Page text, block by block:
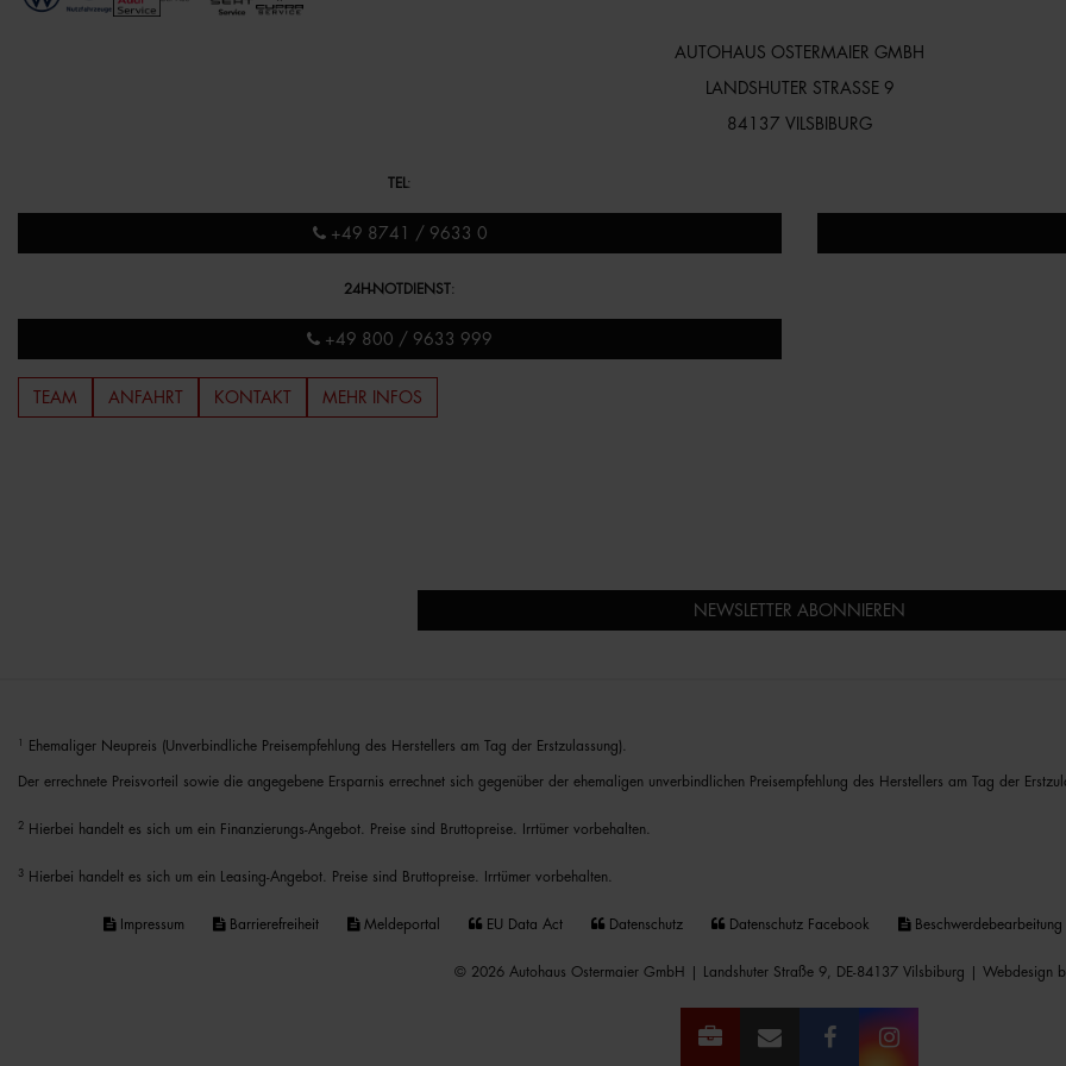
AUTOHAUS OSTERMAIER GMBH
LANDSHUTER STRASSE 9
84137 VILSBIBURG
TEL :
+49 8741 / 9633 0
24H-NOTDIENST:
+49 800 / 9633 999
TEAM ANFAHRT KONTAKT MEHR INFOS
NEWSLETTER ABONNIEREN
Ehemaliger Neupreis (Unverbindliche Preisempfehlung des Herstellers am Tag der Erstzulassung).
Der errechnete Preisvorteil sowie die angegebene Ersparnis errechnet sich gegenüber der ehemaligen unverbindlichen Preisempfehlung des Herstellers am Tag der
2 Hierbei handelt es sich um ein Finanzierungs-Angebot. Preise sind Bruttopreise. Irrtümer vorbehalten.
3 Hierbei handelt es sich um ein Leasing-Angebot. Preise sind Bruttopreise. Irrtümer vorbehalten.
Impressum Barrierefreiheit Meldeportal EU Data Act Datenschutz Datenschutz Facebook Beschwerdebearbeitung
© 2026 Autohaus Ostermaier GmbH | Landshuter Straße 9, DE-84137 Vilsbiburg | Webdesign